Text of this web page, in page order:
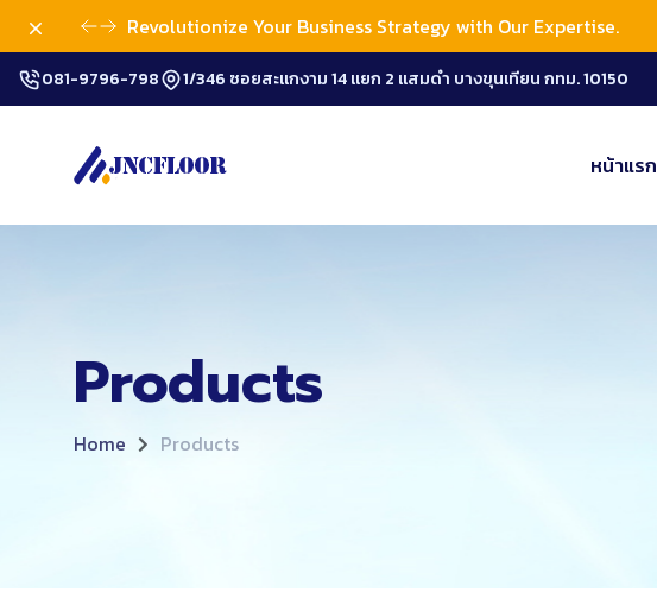
Revolutionize Your Business Strategy with Our Expertise.
Dismiss
081-9796-798 1/346 ซอยสะแกงาม 14 แยก 2 แสมดำ บางขุนเทียน กทม. 10150
หน้าแรก
Products
Home Products